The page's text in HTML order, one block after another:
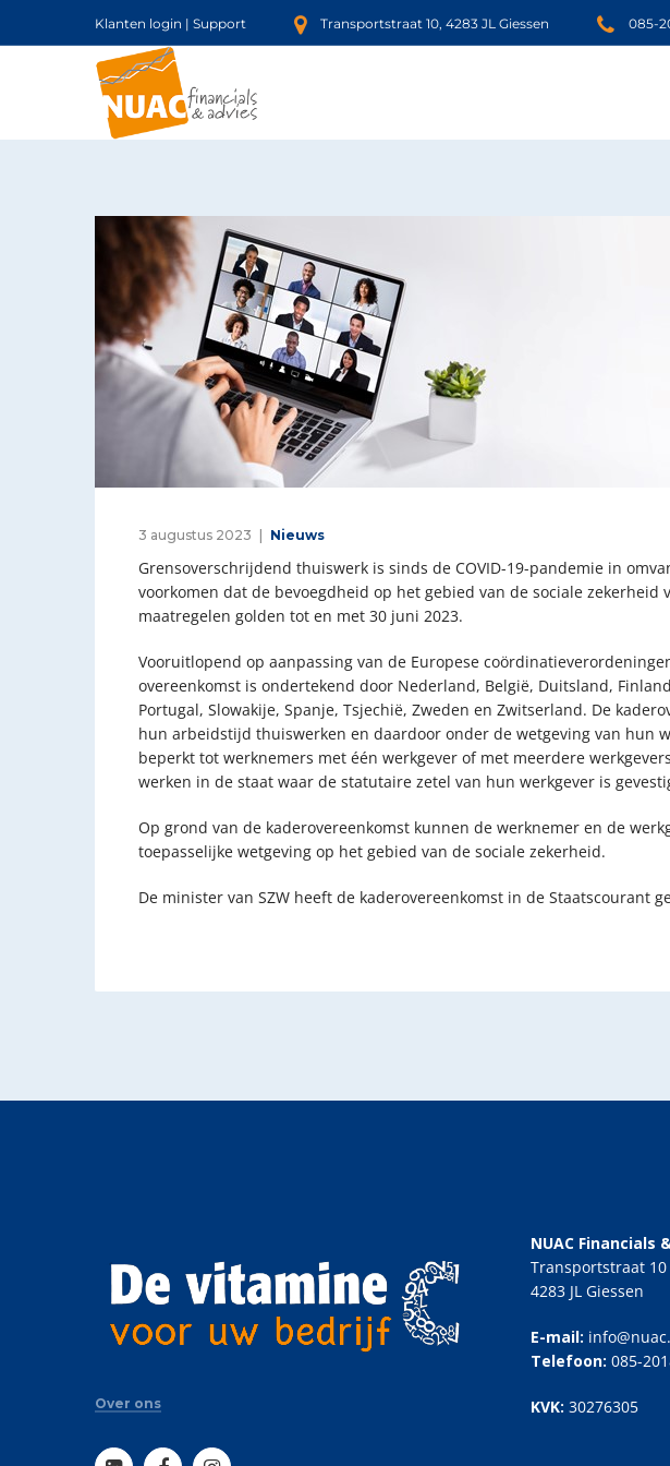
Klanten login | Support Transportstraat 10, 4283 JL Giessen 085-
3 augustus 2023 Nieuws
Grensoverschrijdend thuiswerk is sinds de COVID-19-pandemie in
voorkomen dat de bevoegdheid op het gebied van de sociale
maatregelen golden tot en met 30 juni 2023.
Vooruitlopend op aanpassing van de Europese
overeenkomst is ondertekend door Nederland, België, Duitsland,
Portugal, Slowakije, Spanje, Tsjechië, Zweden en Zwitserland. De
hun arbeidstijd thuiswerken en daardoor onder de wetgeving van hun
beperkt tot werknemers met één werkgever of met meerdere
werken in de staat waar de statutaire zetel van hun werkgever is
Op grond van de kaderovereenkomst kunnen de werknemer en de
toepasselijke wetgeving op het gebied van de sociale zekerheid.
De minister van SZW heeft de kaderovereenkomst in de Staatscourant
Over ons
NUAC Financials
Transportstraat 10
4283 JL Giessen
E-mail:
Telefoon: 085-
KVK: 30276305